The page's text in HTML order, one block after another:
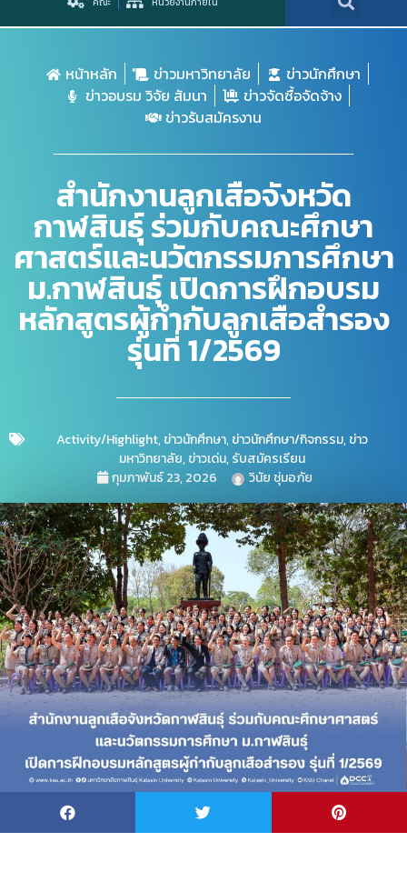
หน้าหลัก ข่าวมหาวิทยาลัย
ข่าวนักศึกษา
ข่าวอบรม วิจัย สัมนา
ข่าวจัดซื้อจัดจ้าง
ข่าวรับสมัครงาน
สำนักงานลูกเสือจังหวัด
กาฬสินธุ์ ร่วมกับคณะศึกษา
ศาสตร์และนวัตกรรมการศึกษา
ม.กาฬสินธุ์ เปิดการฝึกอบรม
หลักสูตรผู้กำกับลูกเสือสำรอง
รุ่นที่ 1/2569
Activity/Highlight,ข่าวนักศึกษา,ข่าวนักศึกษา/กิจกรรม,ข่าว
มหาวิทยาลัย,ข่าวเด่น,รับสมัครเรียน
กุมภาพันธ์ 23, 2026
วินัย ชุ่มอภัย